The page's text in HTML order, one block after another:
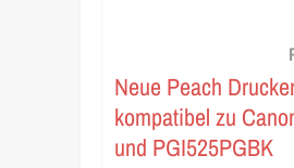
Neue Peach
kompatibel zu
und PGI525PGBK